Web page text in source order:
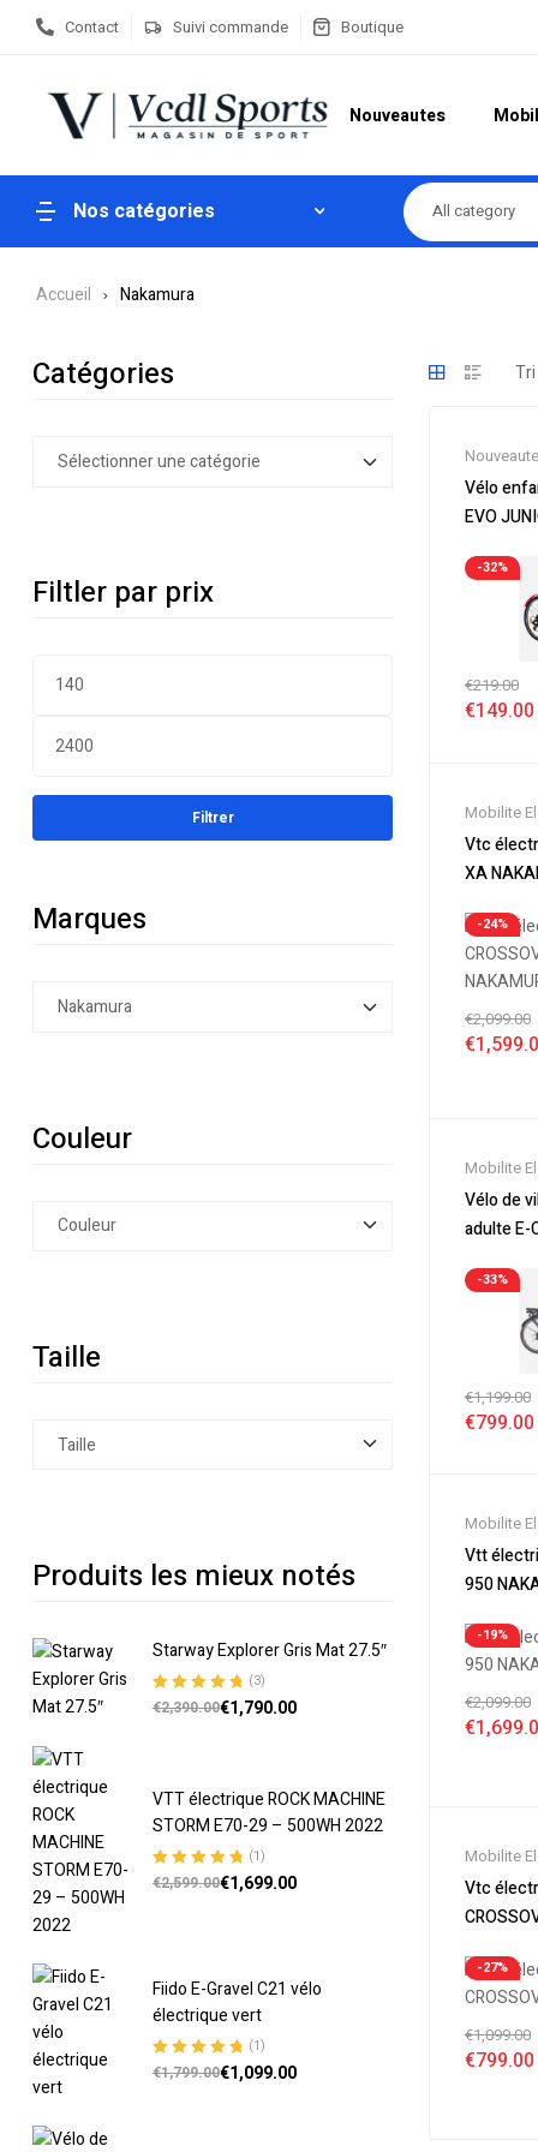
Contact Suivi commande Boutique
Nouveautes
Nos catégories All category
Accueil Nakamura
Soldes,
Vélos
Vélo
EVO
-32%
€219.00
€149.00
Mobilite
Soldes,
Electrique
Vtc
XA
-24%
€2,099.00
€
Mobilite
Soldes ,
Vélo de
adulte E-
-33%
€1,199.00
€799.00
Mobilite
Soldes,
Vtt
950
-19%
€2,099.00
€
Mobilite
Soldes,
Electrique
Vtc
-27%
€1,099.00
€799.00
Catégories
Filtler par prix
Filtrer
Marques
Couleur
Taille
Produits les mieux notés
Starway Explorer Gris Mat 27.5″
Note5.00sur
(3)
€2,390.00€1,790.00
VTT électrique ROCK MACHINE
STORM E70-29 – 500WH 2022
Note5.00sur
(1)
€2,599.00€1,699.00
Fiido E-Gravel C21 vélo
électrique vert
Note5.00sur
(1)
€1,799.00€1,099.00